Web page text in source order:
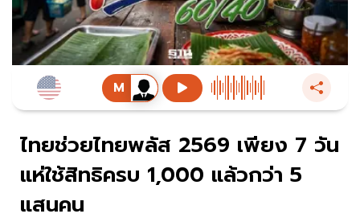
ไทยช่วยไทยพลัส 2569 เพียง 7 วัน
แห่ใช้สิทธิครบ 1,000 แล้วกว่า 5
แสนคน